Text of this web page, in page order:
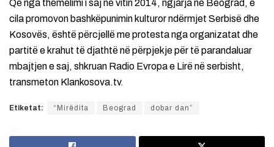
Që nga themelimi i saj në vitin 2014, ngjarja në Beograd, e
cila promovon bashkëpunimin kulturor ndërmjet Serbisë dhe
Kosovës, është përcjellë me protesta nga organizatat dhe
partitë e krahut të djathtë në përpjekje për të parandaluar
mbajtjen e saj, shkruan Radio Evropa e Lirë në serbisht,
transmeton Klankosova.tv.
Etiketat: “Mirëdita Beograd dobar dan”